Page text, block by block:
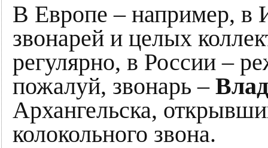
В Европе – например, в
звонарей и целых
регулярно, в России –
пожалуй, звонарь –
Архангельска,
колокольного звона.